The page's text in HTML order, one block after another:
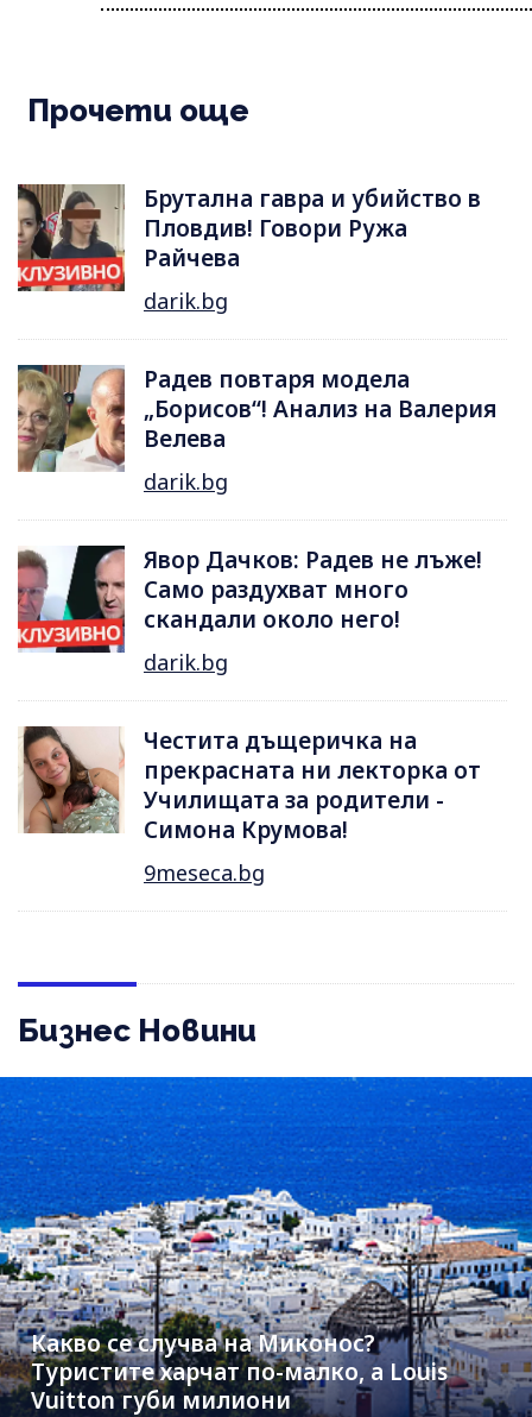
Прочети още
Брутална гавра и убийство в
Пловдив! Говори Ружа
Райчева
darik.bg
Радев повтаря модела
„Борисов“! Анализ на Валерия
Велева
darik.bg
Явор Дачков: Радев не лъже!
Само раздухват много
скандали около него!
darik.bg
Честита дъщеричка на
прекрасната ни лекторка от
Училищата за родители -
Симона Крумова!
9meseca.bg
Бизнес Новини
Какво се случва на Миконос?
Туристите харчат по-малко, а Louis
Vuitton губи милиони